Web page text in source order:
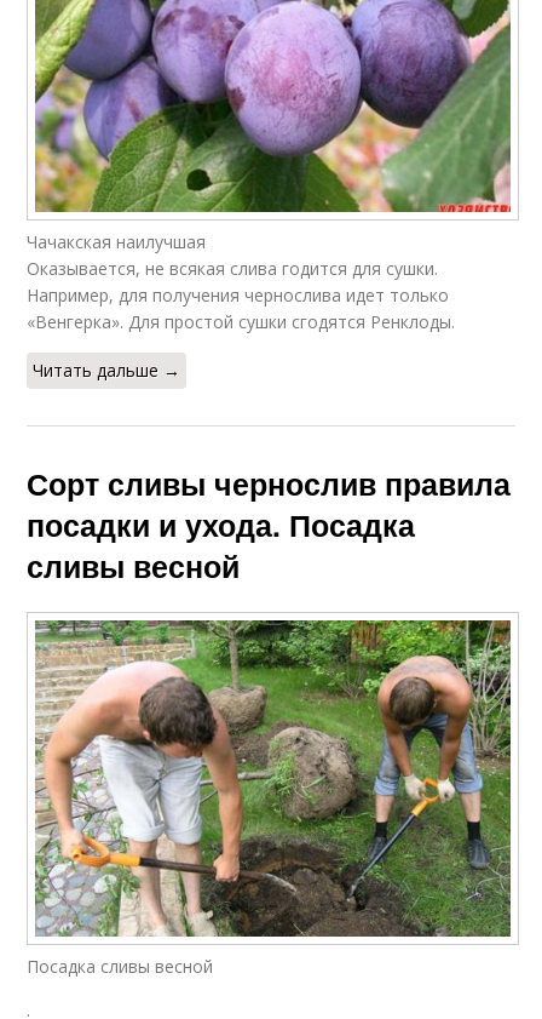
Чачакская наилучшая
Оказывается, не всякая слива годится для сушки.
Например, для получения чернослива идет только
«Венгерка». Для простой сушки сгодятся Ренклоды.
Читать дальше →
Сорт сливы чернослив правила
посадки и ухода. Посадка
сливы весной
Посадка сливы весной
.